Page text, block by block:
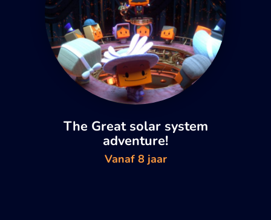
The Great solar system
adventure!
Vanaf 8 jaar